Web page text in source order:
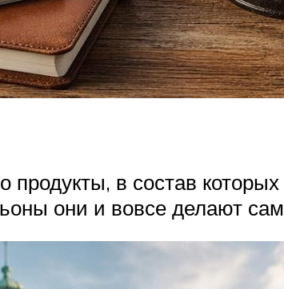
в состав
они и вовсе делают